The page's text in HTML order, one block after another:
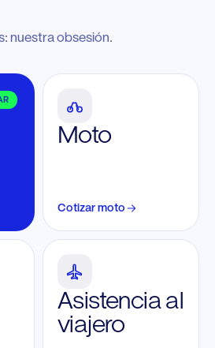
nuestra obsesión.
Moto
Cotizarmoto
Asistencia al
viajero